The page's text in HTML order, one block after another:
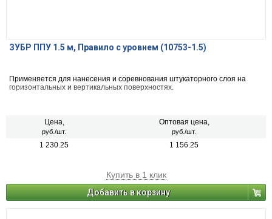
ЗУБР ППУ 1.5 м, Правило с уровнем (10753-1.5)
Применяется для нанесения и соревнования штукаторного слоя на
горизонтальных и вертикальных поверхностях.
Цена,
руб./шт.
Оптовая цена,
руб./шт.
1 230.25 1 156.25
Купить в 1 клик
Добавить в корзину